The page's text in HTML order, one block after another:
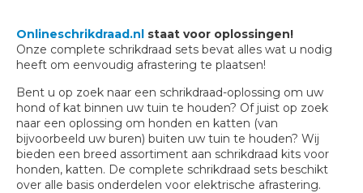
Onlineschrikdraad.nl staat voor oplossingen!
Onze complete schrikdraad sets bevat alles wat u nodig
heeft om eenvoudig afrastering te plaatsen!
Bent u op zoek naar een schrikdraad-oplossing om uw
hond of kat binnen uw tuin te houden? Of juist op zoek
naar een oplossing om honden en katten (van
bijvoorbeeld uw buren) buiten uw tuin te houden? Wij
bieden een breed assortiment aan schrikdraad kits voor
honden, katten. De complete schrikdraad sets beschikt
over alle basis onderdelen voor elektrische afrastering.